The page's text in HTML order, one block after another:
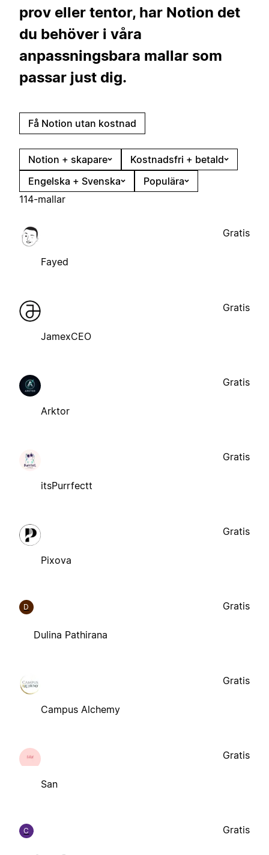
prov eller tentor, har Notion det
du behöver i våra
anpassningsbara mallar som
passar just dig.
Få Notion utan kostnad
Notion + skapare
Kostnadsfri + betald
Engelska + Svenska
Populära
114-mallar
Fayed
Gratis
JamexCEO
Gratis
Arktor
Gratis
itsPurrfectt
Gratis
Pixova
Gratis
D
Dulina Pathirana
Gratis
Campus Alchemy
Gratis
San
Gratis
C Gratis